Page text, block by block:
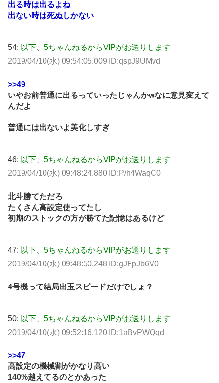
出る時は出るよね
出ない時は死ぬしかない
54: 以下、5ちゃんねるからVIPがお送りします
2019/04/10(水) 09:54:05.009 ID:qspJ9UMvd
>>49
いやお前普通に出るっていったじゃんかwなに意見変えて
んだよ
普通には出ないよ美化しすぎ
46: 以下、5ちゃんねるからVIPがお送りします
2019/04/10(水) 09:48:24.880 ID:P/h4WaqC0
北斗勝てただろ
たくさん高設定使ってたし
初期のストックの方が勝てた記憶はあるけど
47: 以下、5ちゃんねるからVIPがお送りします
2019/04/10(水) 09:48:50.248 ID:gJFpJb6V0
4号機って結局出玉スピードだけでしょ？
50: 以下、5ちゃんねるからVIPがお送りします
2019/04/10(水) 09:52:16.120 ID:1aBvPWQqd
>>47
高設定の機械割がかなり高い
140%越えてるのとかあった